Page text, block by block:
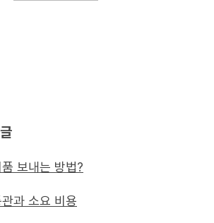
보내는 방법?
과 소요 비용